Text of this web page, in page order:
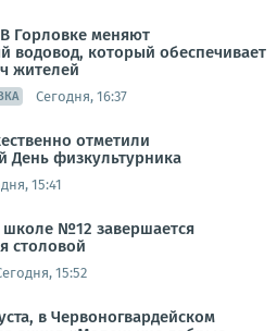
Горловке меняют
водовод, который обеспечивает
жителей
Сегодня, 16:37
отметили
День физкультурника
15:41
школе №12 завершается
столовой
15:52
в Червоногвардейском